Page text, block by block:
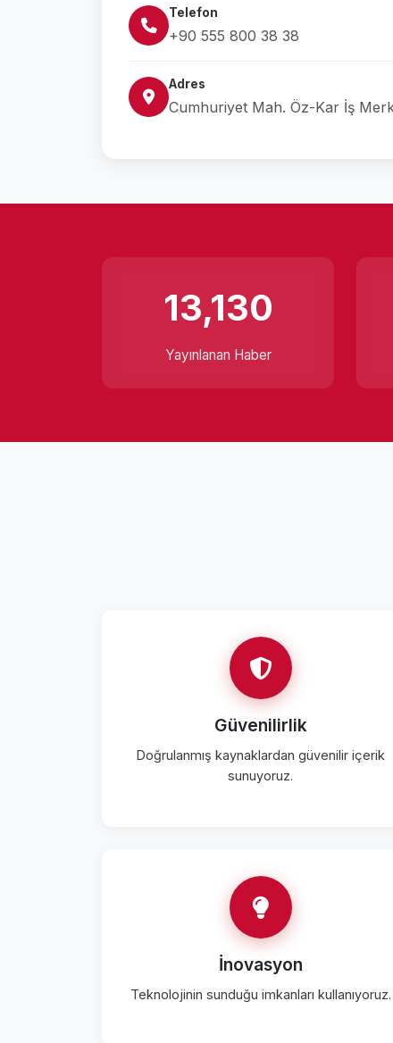
Telefon
+90 555 800 38 38
Adres
Cumhuriyet Mah. Öz-Kar İş
13,130
Yayınlanan Haber
Güvenilirlik
Doğrulanmış kaynaklardan güvenilir içerik
sunuyoruz.
İnovasyon
Teknolojinin sunduğu imkanları kullanıyoruz.